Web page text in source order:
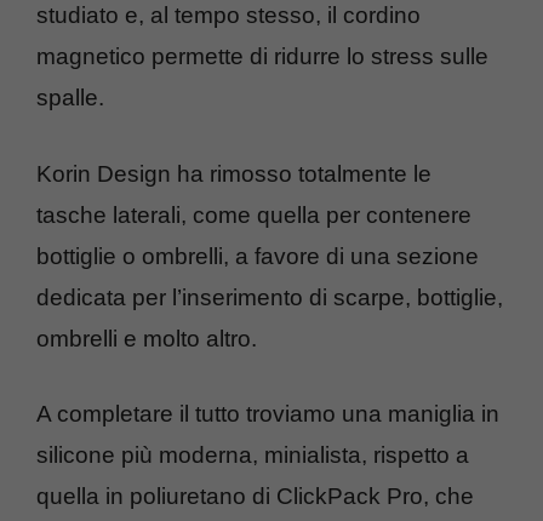
studiato e, al tempo stesso, il cordino
magnetico permette di ridurre lo stress sulle
spalle.
Korin Design ha rimosso totalmente le
tasche laterali, come quella per contenere
bottiglie o ombrelli, a favore di una sezione
dedicata per l’inserimento di scarpe, bottiglie,
ombrelli e molto altro.
A completare il tutto troviamo una maniglia in
silicone più moderna, minialista, rispetto a
quella in poliuretano di ClickPack Pro, che